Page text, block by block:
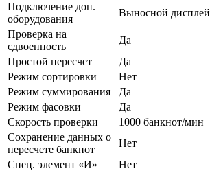
Подключение доп.
оборудования
Выносной дисплей
Проверка на
сдвоенность
Да
Простой пересчет
Да
Режим сортировки
Нет
Режим суммирования
Да
Режим фасовки
Да
Скорость проверки
1000 банкнот/мин
Сохранение данных о
пересчете банкнот
Нет
Спец. элемент «И»
Нет